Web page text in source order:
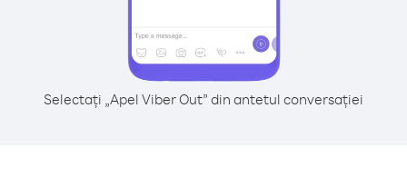
Selectați „Apel Viber Out” din antetul conversației